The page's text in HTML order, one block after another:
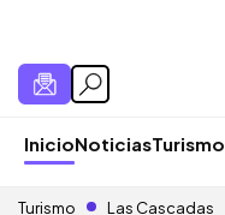
InicioNoticiasTurismo
Turismo Las Cascadas